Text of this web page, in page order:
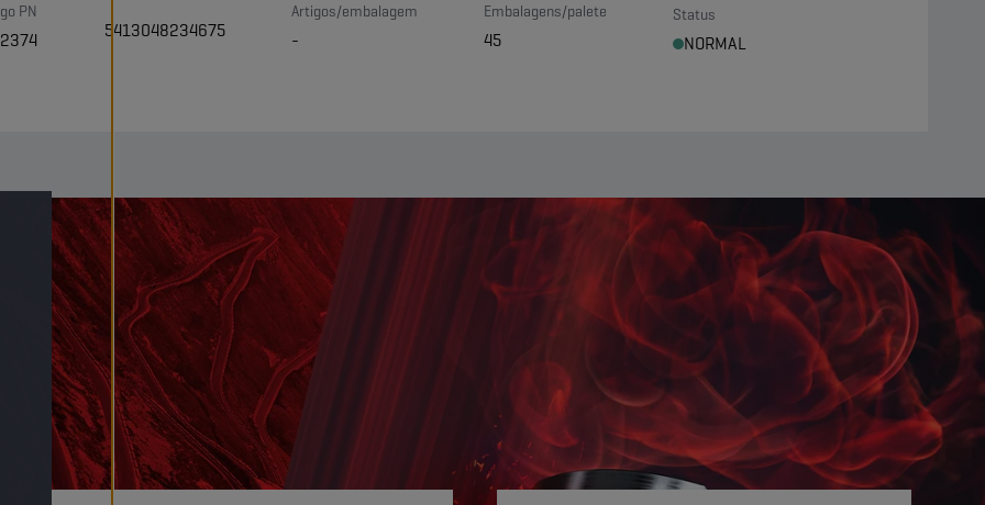
PN
5413048234675
Artigos/embalagem
-
Embalagens/palete
45
Status
NORMAL